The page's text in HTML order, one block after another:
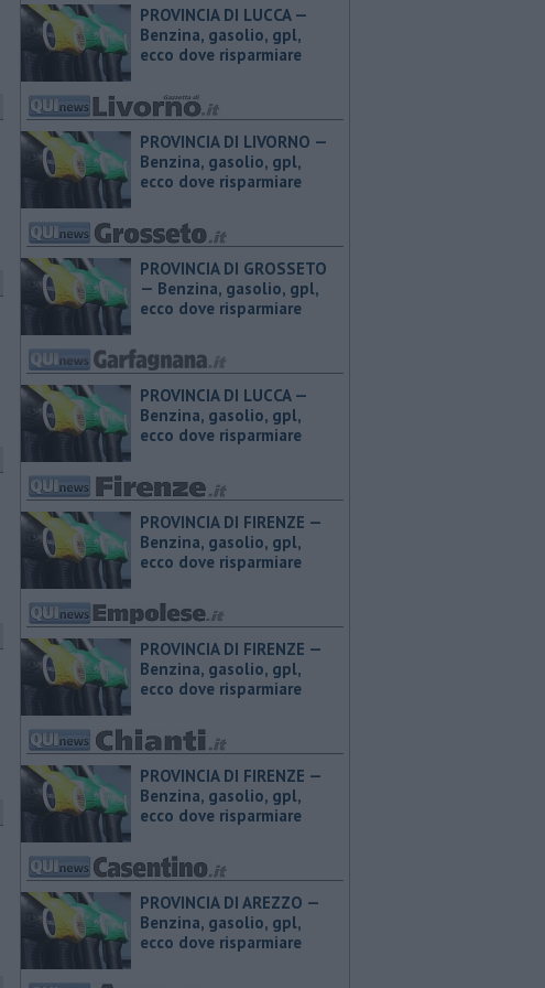
PROVINCIA DI LUCCA — ​
Benzina, gasolio, gpl,
ecco dove risparmiare
PROVINCIA DI LIVORNO — ​
Benzina, gasolio, gpl,
ecco dove risparmiare
PROVINCIA DI GROSSETO
— ​Benzina, gasolio, gpl,
ecco dove risparmiare
PROVINCIA DI LUCCA — ​
Benzina, gasolio, gpl,
ecco dove risparmiare
PROVINCIA DI FIRENZE — ​
Benzina, gasolio, gpl,
ecco dove risparmiare
PROVINCIA DI FIRENZE — ​
Benzina, gasolio, gpl,
ecco dove risparmiare
PROVINCIA DI FIRENZE — ​
Benzina, gasolio, gpl,
ecco dove risparmiare
PROVINCIA DI AREZZO — ​
Benzina, gasolio, gpl,
ecco dove risparmiare